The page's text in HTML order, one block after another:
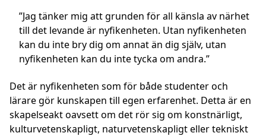
”Jag tänker mig att grunden för all känsla av närhet
till det levande är nyfikenheten. Utan nyfikenheten
kan du inte bry dig om annat än dig själv, utan
nyfikenheten kan du inte tycka om andra.”
Det är nyfikenheten som för både studenter och
lärare gör kunskapen till egen erfarenhet. Detta är en
skapelseakt oavsett om det rör sig om konstnärligt,
kulturvetenskapligt, naturvetenskapligt eller tekniskt